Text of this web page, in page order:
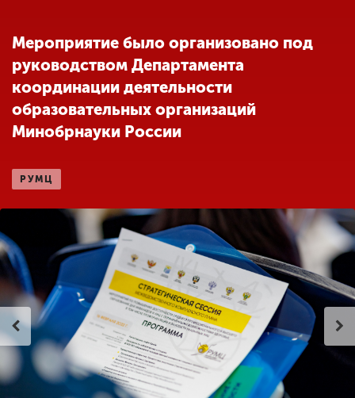
Сведения об
образовательной
организации
Приемная
комиссия
+7 (831) 262-26-20
Мероприятие было организовано под
руководством Департамента
координации деятельности
образовательных организаций
Минобрнауки России
РУМЦ